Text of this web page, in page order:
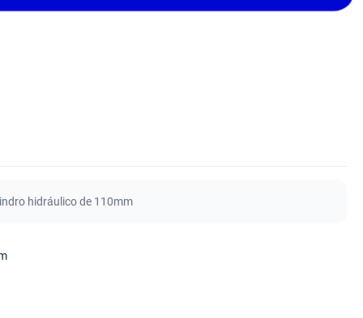
hidráulico de 110mm